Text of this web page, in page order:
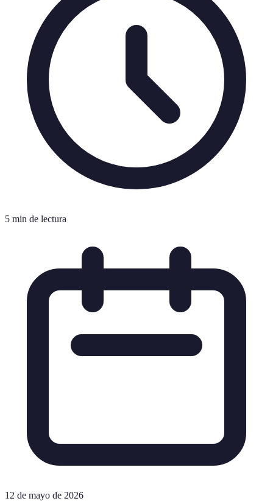
5 min de lectura
12 de mayo de 2026